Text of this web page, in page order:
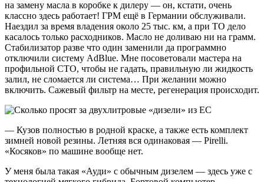
на замену масла в коробке к дилеру — он, кстати, очень
классно здесь работает! ГРМ ещё в Германии обслуживали.
Наездил за время владения около 25 тыс. км, а при ТО дело
касалось только расходников. Масло не доливаю ни на грамм.
Стабилизатор разве что один заменили да программно
отключили систему AdBlue. Мне посоветовали мастера на
профильной СТО, чтобы не гадать, правильную ли жидкость
залил, не сломается ли система… При желании можно
включить. Сажевый фильтр на месте, регенерация происходит.
— Кузов полностью в родной краске, а также есть комплект
зимней новой резины. Летняя вся одинаковая — Pirelli.
«Косяков» по машине вообще нет.
У меня была такая «Ауди» с обычным дизелем — здесь уже с